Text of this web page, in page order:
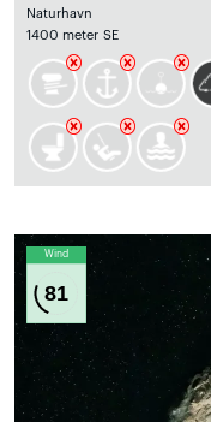
Naturhavn
1400 meter SE
Wind
81